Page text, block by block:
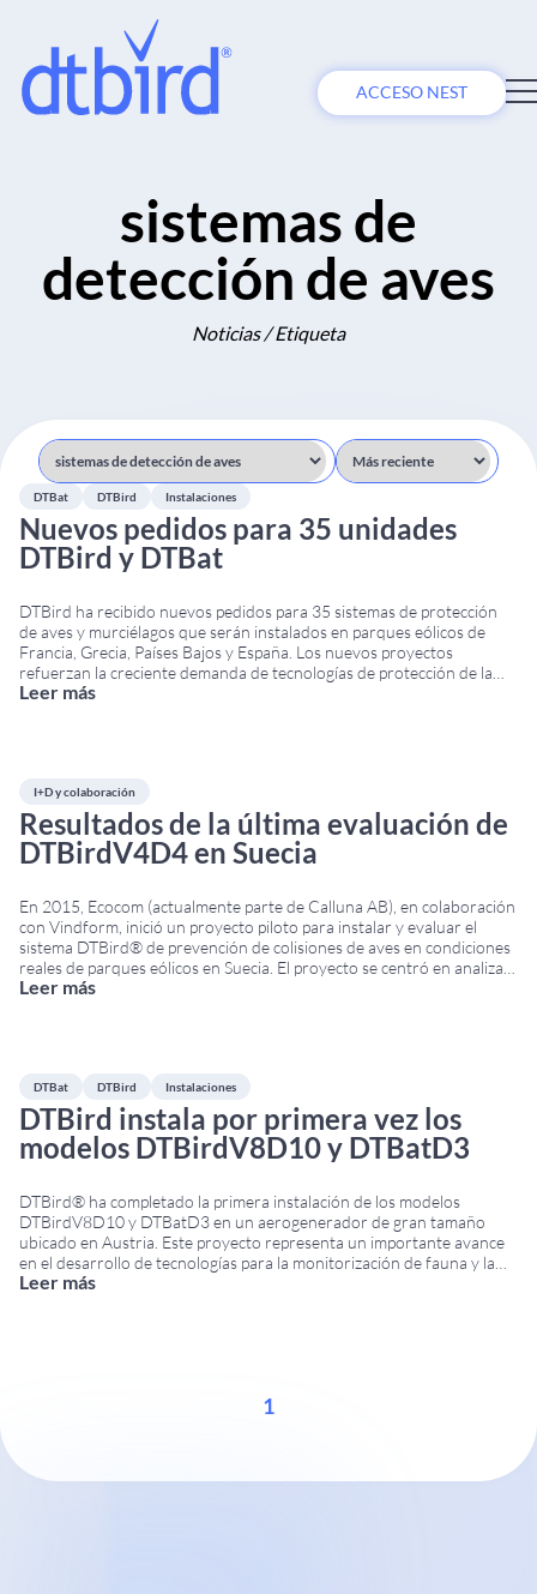
ACCESO NEST
sistemas de
detección de aves
Noticias / Etiqueta
DTBat DTBird Instalaciones
Nuevos pedidos para 35 unidades
DTBird y DTBat
DTBird ha recibido nuevos pedidos para 35 sistemas de protección
de aves y murciélagos que serán instalados en parques eólicos de
Francia, Grecia, Países Bajos y España. Los nuevos proyectos
refuerzan la creciente demanda de tecnologías de protección de la
biodiversidad dentro del sector de la energía eólica en Europa.
Leer más
I+D y colaboración
Resultados de la última evaluación de
DTBirdV4D4 en Suecia
En 2015, Ecocom (actualmente parte de Calluna AB), en colaboración
con Vindform, inició un proyecto piloto para instalar y evaluar el
sistema DTBird® de prevención de colisiones de aves en condiciones
reales de parques eólicos en Suecia. El proyecto se centró en analizar
las capacidades de detección de aves, la reducción del riesgo de
Leer más
DTBat DTBird Instalaciones
DTBird instala por primera vez los
modelos DTBirdV8D10 y DTBatD3
DTBird® ha completado la primera instalación de los modelos
DTBirdV8D10 y DTBatD3 en un aerogenerador de gran tamaño
ubicado en Austria. Este proyecto representa un importante avance
en el desarrollo de tecnologías para la monitorización de fauna y la
reducción del riesgo de colisión en los aerogeneradores modernos de
Leer más
1